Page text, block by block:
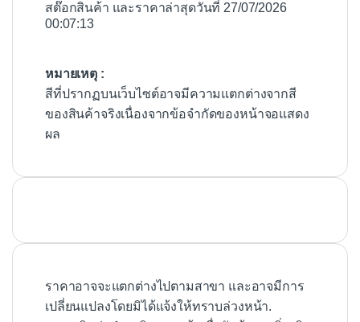
สต๊อกสินค้า และราคาล่าสุดวันที่ 27/07/2026
00:07:13
หมายเหตุ :
สีที่ปรากฏบนเว็บไซต์อาจมีความแตกต่างจากสี
ของสินค้าจริงเนื่องจากข้อจำกัดของหน้าจอแสดง
ผล
ราคาอาจจะแตกต่างไปตามสาขา และอาจมีการ
เปลี่ยนแปลงโดยมิได้แจ้งให้ทราบล่วงหน้า.